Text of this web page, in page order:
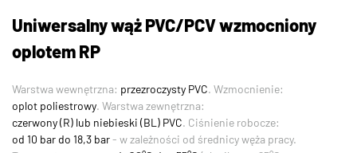
Uniwersalny wąż PVC/PCV wzmocniony
oplotem RP
Warstwa wewnętrzna: przezroczysty PVC. Wzmocnienie:
oplot poliestrowy. Warstwa zewnętrzna:
czerwony (R) lub niebieski (BL) PVC. Ciśnienie robocze:
od 10 bar do 18,3 bar- w zależności od średnicy węża pracy.